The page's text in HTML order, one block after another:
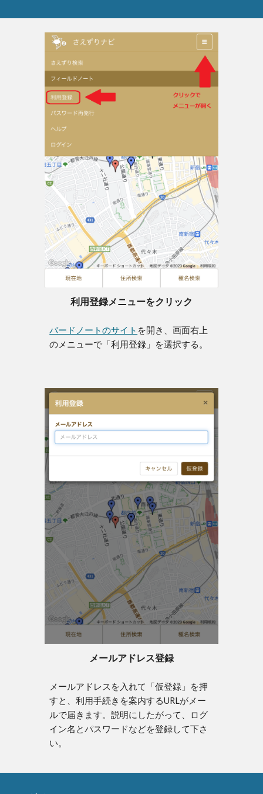
利用登録メニューをクリック
バードノートのサイト を開き、画面右上
のメニューで「利用登録」を選択する。
メールアドレス登録
メールアドレスを入れて「仮登録」を押
すと、利用手続きを案内するURLがメー
ルで届きます。説明にしたがって、ログ
イン名とパスワードなどを登録して下さ
い。